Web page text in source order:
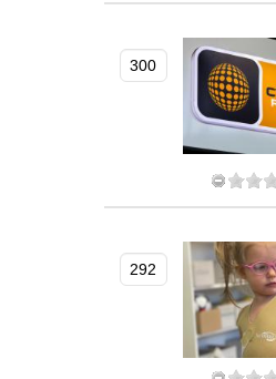
300
292